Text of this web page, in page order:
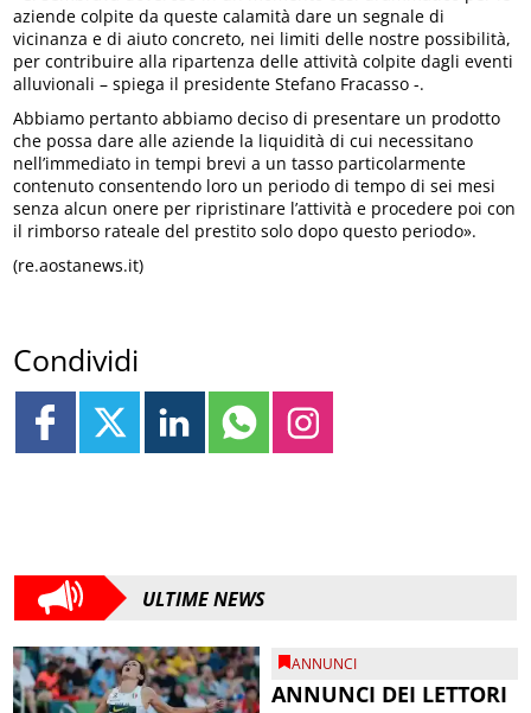
aziende colpite da queste calamità dare un segnale di
vicinanza e di aiuto concreto, nei limiti delle nostre possibilità,
per contribuire alla ripartenza delle attività colpite dagli eventi
alluvionali – spiega il presidente Stefano Fracasso -.
Abbiamo pertanto abbiamo deciso di presentare un prodotto
che possa dare alle aziende la liquidità di cui necessitano
nell’immediato in tempi brevi a un tasso particolarmente
contenuto consentendo loro un periodo di tempo di sei mesi
senza alcun onere per ripristinare l’attività e procedere poi con
il rimborso rateale del prestito solo dopo questo periodo».
(re.aostanews.it)
Condividi
ULTIME NEWS
ANNUNCI
ANNUNCI DEI LETTORI